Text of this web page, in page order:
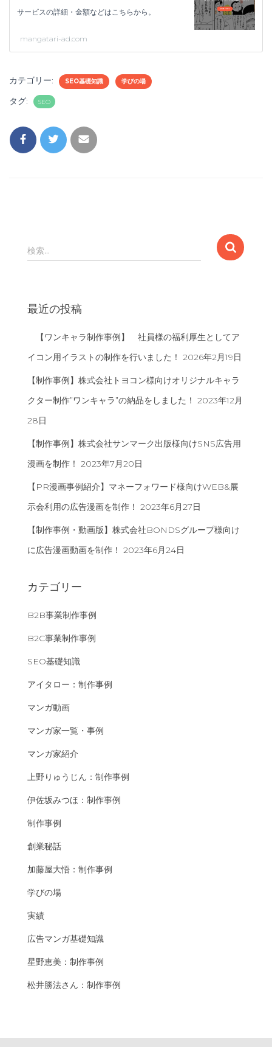
サービスの詳細・金額などはこちらから。
mangatari-ad.com
カテゴリー: SEO基礎知識 学びの場
タグ: SEO
検
索
検索…
最近の投稿
【ワンキャラ制作事例】 社員様の福利厚生としてア
イコン用イラストの制作を行いました！ 2026年2月19日
【制作事例】株式会社トヨコン様向けオリジナルキャラ
クター制作”ワンキャラ”の納品をしました！ 2023年12月
28日
【制作事例】株式会社サンマーク出版様向けSNS広告用
漫画を制作！ 2023年7月20日
【PR漫画事例紹介】マネーフォワード様向けWEB&展
示会利用の広告漫画を制作！ 2023年6月27日
【制作事例・動画版】株式会社BONDSグループ様向け
に広告漫画動画を制作！ 2023年6月24日
カテゴリー
B2B事業制作事例
B2C事業制作事例
SEO基礎知識
アイタロー：制作事例
マンガ動画
マンガ家一覧・事例
マンガ家紹介
上野りゅうじん：制作事例
伊佐坂みつほ：制作事例
制作事例
創業秘話
加藤屋大悟：制作事例
学びの場
実績
広告マンガ基礎知識
星野恵美：制作事例
松井勝法さん：制作事例